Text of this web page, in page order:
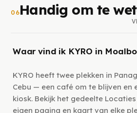
06Handig om te
Waar vind ik KYRO in
KYRO heeft twee plekken in
Cebu — een café om te blijven en
kiosk. Bekijk het gedeelte
eigen pagina en kaart van elke